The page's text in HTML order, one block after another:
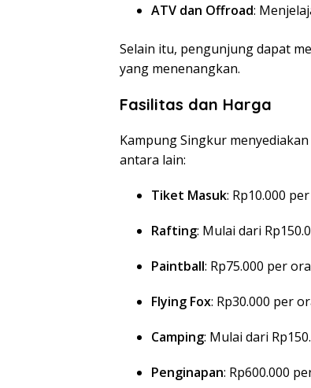
ATV dan Offroad:
Selain itu, pengunjung dapat
yang menenangkan.
Fasilitas dan Harga
Kampung Singkur
antara lain:
Tiket Masuk: Rp10.000
Rafting: Mulai dari
Paintball: Rp75.000 per
Flying Fox: Rp30.000 per
Camping: Mulai dari
Penginapan: Rp600.000